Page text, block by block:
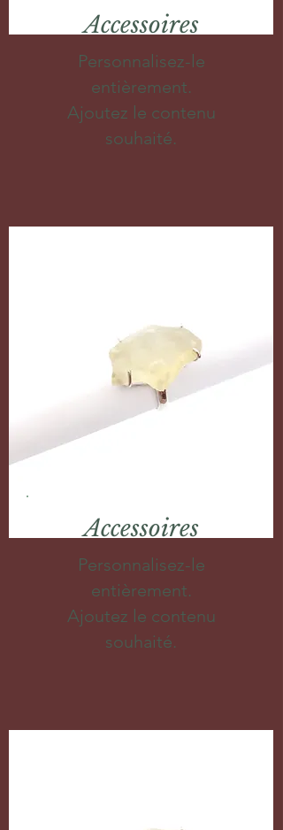
Accessoires
Personnalisez-le
entièrement.
Ajoutez le contenu
souhaité.
Accessoires
Personnalisez-le
entièrement.
Ajoutez le contenu
souhaité.